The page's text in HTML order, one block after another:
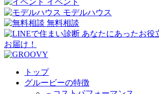
イベント
モデルハウス
無料相談
トップ
グルービーの特徴